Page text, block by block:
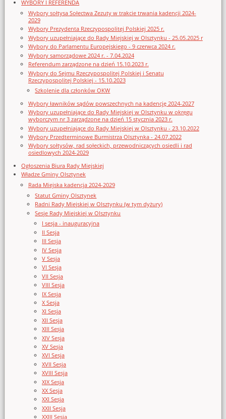
WYBORY I REFERENDA
Wybory sołtysa Sołectwa Zezuty w trakcie trwania kadencji 2024-
2029
Wybory Prezydenta Rzeczypospolitej Polskiej 2025 r.
Wybory uzupełniające do Rady Miejskiej w Olsztynku - 25.05.2025 r
Wybory do Parlamentu Europejskiego - 9 czerwca 2024 r.
Wybory samorządowe 2024 r. - 7.04.2024
Referendum zarządzone na dzień 15.10.2023 r.
Wybory do Sejmu Rzeczypospolitej Polskiej i Senatu
Rzeczypospolitej Polskiej - 15.10.2023
Szkolenie dla członków OKW
Wybory ławników sądów powszechnych na kadencję 2024-2027
Wybory uzupełniające do Rady Miejskiej w Olsztynku w okręgu
wyborczym nr 3 zarządzone na dzień 15 stycznia 2023 r.
Wybory uzupełniające do Rady Miejskiej w Olsztynku - 23.10.2022
Wybory Przedterminowe Burmistrza Olsztynka - 24.07.2022
Wybory sołtysów, rad sołeckich, przewodniczących osiedli i rad
osiedlowych 2024-2029
Ogłoszenia Biura Rady Miejskiej
Władze Gminy Olsztynek
Rada Miejska kadencja 2024-2029
Statut Gminy Olsztynek
Radni Rady Miejskiej w Olsztynku (w tym dyżury)
Sesje Rady Miejskiej w Olsztynku
I sesja - inauguracyjna
II Sesja
III Sesja
IV Sesja
V Sesja
VI Sesja
VII Sesja
VIII Sesja
IX Sesja
X Sesja
XI Sesja
XII Sesja
XIII Sesja
XIV Sesja
XV Sesja
XVI Sesja
XVII Sesja
XVIII Sesja
XIX Sesja
XX Sesja
XXI Sesja
XXII Sesja
XXIII Sesja